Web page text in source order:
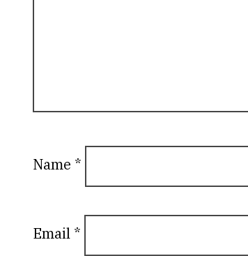
Name *
Email *